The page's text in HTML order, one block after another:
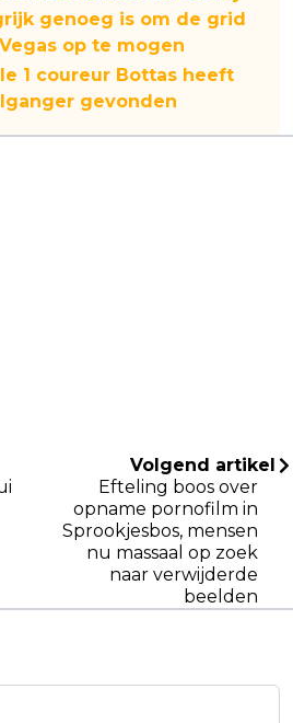
genoeg is om de grid
op te mogen
1 coureur Bottas heeft
gevonden
Volgend artikel
Efteling boos over
opname pornofilm in
Sprookjesbos, mensen
nu massaal op zoek
naar verwijderde
beelden